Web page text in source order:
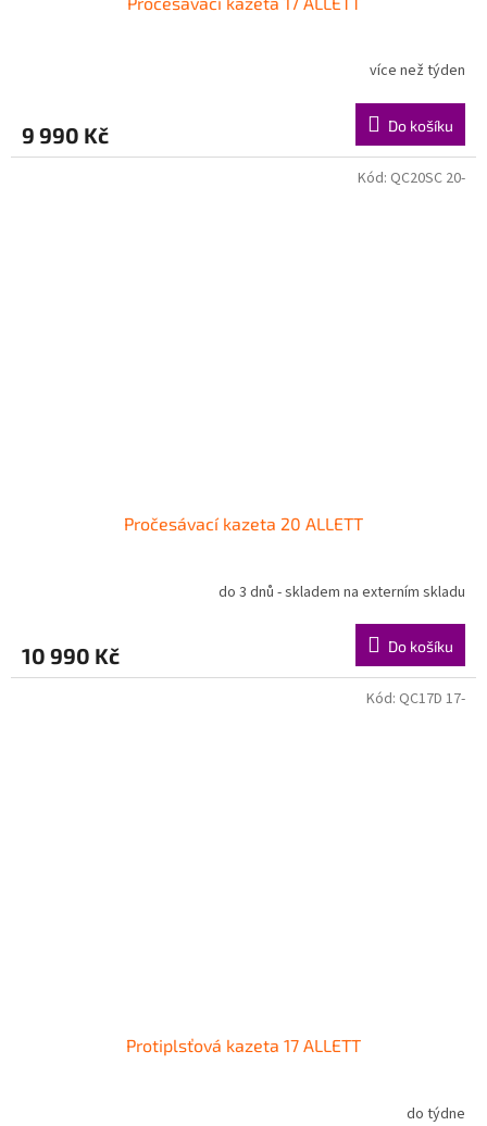
více než týden
9 990 Kč Do košíku
Pročesávací kazeta 20 ALLETT
do 3 dnů - skladem na externím skladu
10 990 Kč Do košíku
Kód: QC20SC 20-
Protiplsťová kazeta 17 ALLETT
do týdne
Kód: QC17D 17-